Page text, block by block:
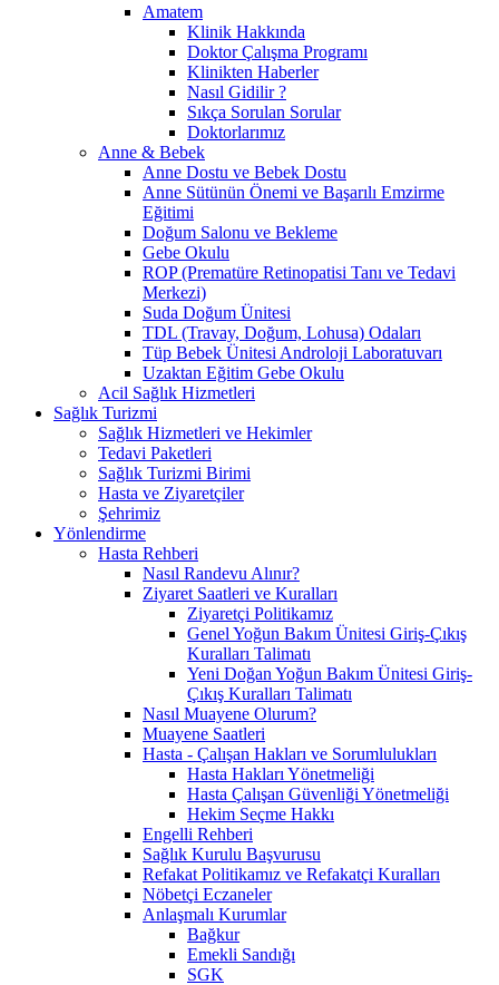
Amatem
Klinik Hakkında
Doktor Çalışma Programı
Klinikten Haberler
Nasıl Gidilir ?
Sıkça Sorulan Sorular
Doktorlarımız
Anne & Bebek
Anne Dostu ve Bebek Dostu
Anne Sütünün Önemi ve Başarılı Emzirme
Eğitimi
Doğum Salonu ve Bekleme
Gebe Okulu
ROP (Prematüre Retinopatisi Tanı ve Tedavi
Merkezi)
Suda Doğum Ünitesi
TDL (Travay, Doğum, Lohusa) Odaları
Tüp Bebek Ünitesi Androloji Laboratuvarı
Uzaktan Eğitim Gebe Okulu
Acil Sağlık Hizmetleri
Sağlık Turizmi
Sağlık Hizmetleri ve Hekimler
Tedavi Paketleri
Sağlık Turizmi Birimi
Hasta ve Ziyaretçiler
Şehrimiz
Yönlendirme
Hasta Rehberi
Nasıl Randevu Alınır?
Ziyaret Saatleri ve Kuralları
Ziyaretçi Politikamız
Genel Yoğun Bakım Ünitesi Giriş-Çıkış
Kuralları Talimatı
Yeni Doğan Yoğun Bakım Ünitesi Giriş-
Çıkış Kuralları Talimatı
Nasıl Muayene Olurum?
Muayene Saatleri
Hasta - Çalışan Hakları ve Sorumlulukları
Hasta Hakları Yönetmeliği
Hasta Çalışan Güvenliği Yönetmeliği
Hekim Seçme Hakkı
Engelli Rehberi
Sağlık Kurulu Başvurusu
Refakat Politikamız ve Refakatçi Kuralları
Nöbetçi Eczaneler
Anlaşmalı Kurumlar
Bağkur
Emekli Sandığı
SGK